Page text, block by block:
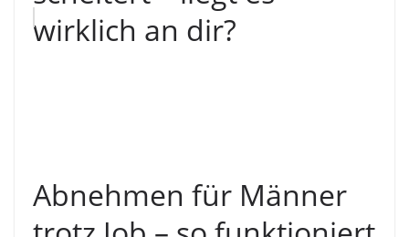
wirklich an dir?
Abnehmen für Männer